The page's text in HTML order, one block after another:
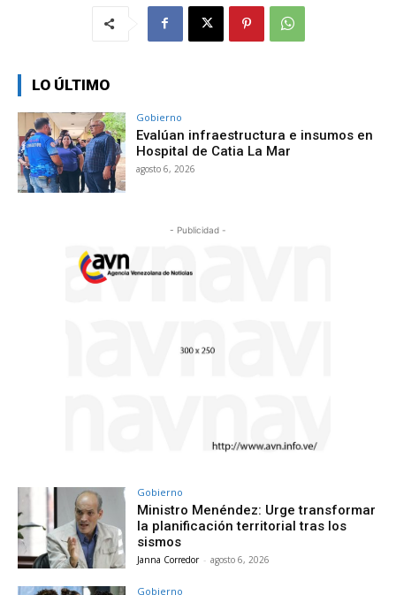
LO ÚLTIMO
Gobierno
Evalúan infraestructura e insumos en
Hospital de Catia La Mar
agosto 6, 2026
- Publicidad -
Gobierno
Ministro Menéndez: Urge transformar
la planificación territorial tras los
sismos
Janna Corredor - agosto 6, 2026
Gobierno